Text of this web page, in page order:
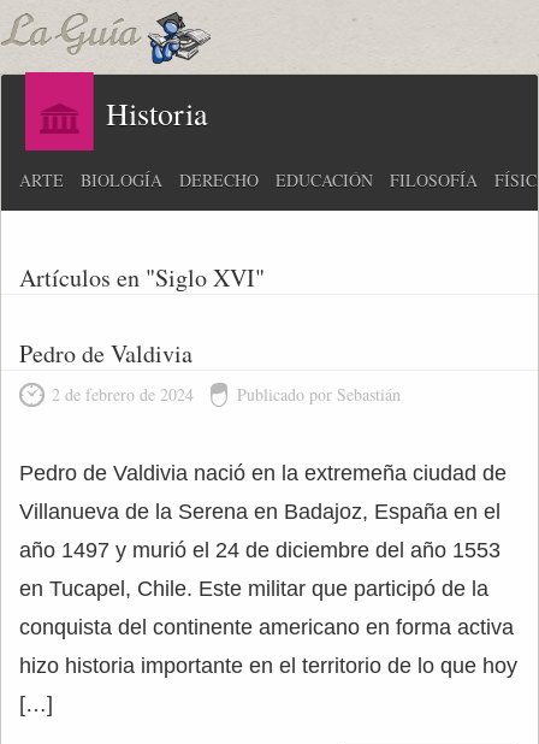
Historia
ARTE BIOLOGÍA DERECHO EDUCACIÓN FILOSOFÍA
Artículos en "Siglo XVI"
Pedro de Valdivia
2 de febrero de 2024 Publicado por Sebastián
Pedro de Valdivia nació en la extremeña ciudad de
Villanueva de la Serena en Badajoz, España en el
año 1497 y murió el 24 de diciembre del año 1553
en Tucapel, Chile. Este militar que participó de la
conquista del continente americano en forma activa
hizo historia importante en el territorio de lo que hoy
[…]